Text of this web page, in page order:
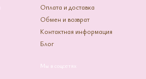
Оплата и доставка
Обмен и возврат
Контактная информация
Блог
Мы в соцсетях